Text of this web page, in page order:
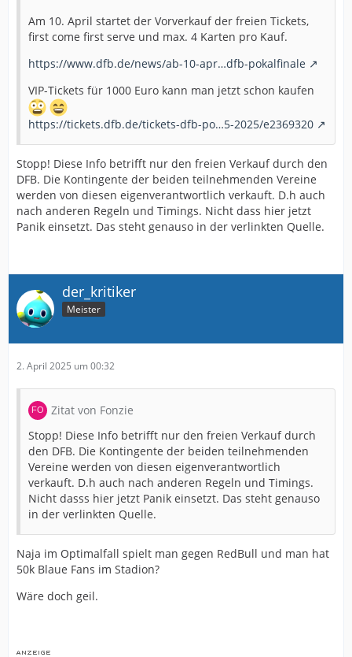
Am 10. April startet der Vorverkauf der freien Tickets,
first come first serve und max. 4 Karten pro Kauf.
https://www.dfb.de/news/ab-10-apr…dfb-pokalfinale
VIP-Tickets für 1000 Euro kann man jetzt schon kaufen
https://tickets.dfb.de/tickets-dfb-po…5-2025/e2369320
Stopp! Diese Info betrifft nur den freien Verkauf durch den
DFB. Die Kontingente der beiden teilnehmenden Vereine
werden von diesen eigenverantwortlich verkauft. D.h auch
nach anderen Regeln und Timings. Nicht dass hier jetzt
Panik einsetzt. Das steht genauso in der verlinkten Quelle.
der_kritiker
Meister
2. April 2025 um 00:32
Zitat von Fonzie
Stopp! Diese Info betrifft nur den freien Verkauf durch
den DFB. Die Kontingente der beiden teilnehmenden
Vereine werden von diesen eigenverantwortlich
verkauft. D.h auch nach anderen Regeln und Timings.
Nicht dasss hier jetzt Panik einsetzt. Das steht genauso
in der verlinkten Quelle.
Naja im Optimalfall spielt man gegen RedBull und man hat
50k Blaue Fans im Stadion?
Wäre doch geil.